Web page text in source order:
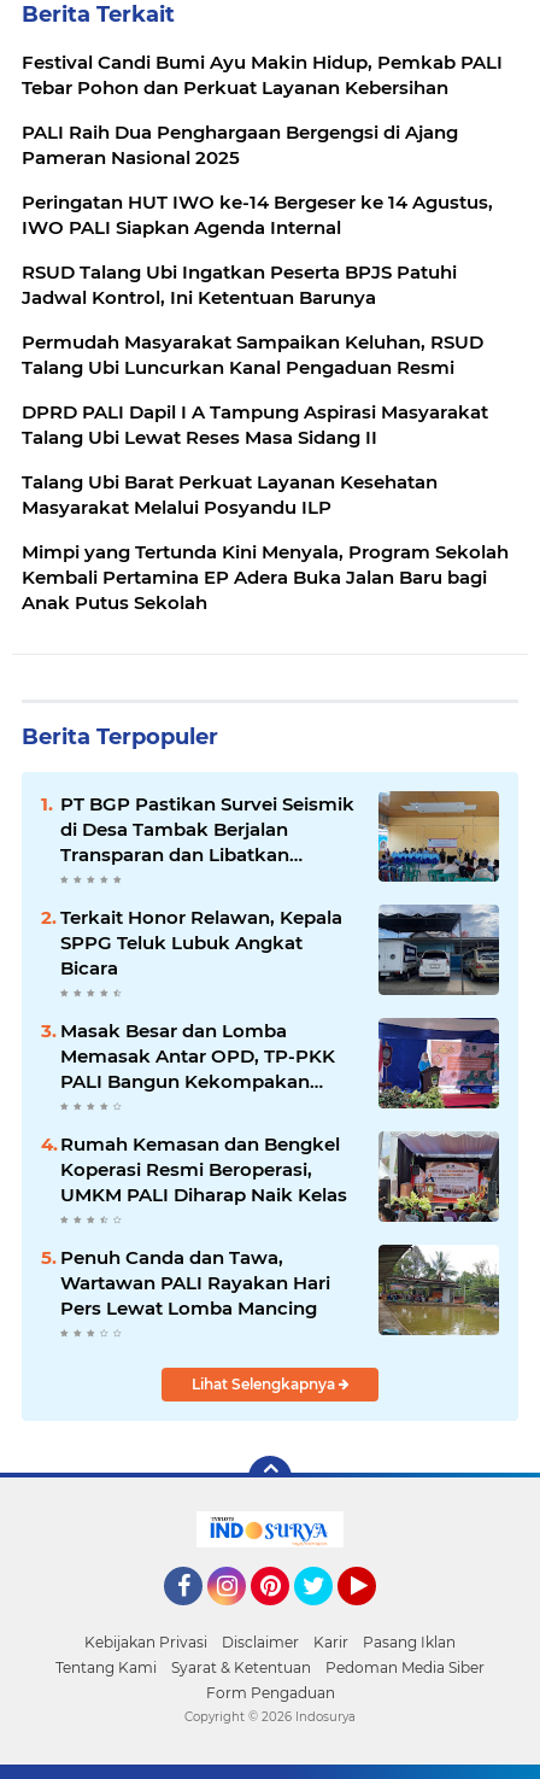
Berita Terkait
Festival Candi Bumi Ayu Makin Hidup, Pemkab PALI
Tebar Pohon dan Perkuat Layanan Kebersihan
PALI Raih Dua Penghargaan Bergengsi di Ajang
Pameran Nasional 2025
Peringatan HUT IWO ke-14 Bergeser ke 14 Agustus,
IWO PALI Siapkan Agenda Internal
RSUD Talang Ubi Ingatkan Peserta BPJS Patuhi
Jadwal Kontrol, Ini Ketentuan Barunya
Permudah Masyarakat Sampaikan Keluhan, RSUD
Talang Ubi Luncurkan Kanal Pengaduan Resmi
DPRD PALI Dapil I A Tampung Aspirasi Masyarakat
Talang Ubi Lewat Reses Masa Sidang II
Talang Ubi Barat Perkuat Layanan Kesehatan
Masyarakat Melalui Posyandu ILP
Mimpi yang Tertunda Kini Menyala, Program Sekolah
Kembali Pertamina EP Adera Buka Jalan Baru bagi
Anak Putus Sekolah
Berita Terpopuler
PT BGP Pastikan Survei Seismik
di Desa Tambak Berjalan
Transparan dan Libatkan
Masyarakat
Terkait Honor Relawan, Kepala
SPPG Teluk Lubuk Angkat
Bicara
Masak Besar dan Lomba
Memasak Antar OPD, TP-PKK
PALI Bangun Kekompakan
Peringati Hari Ibu
Rumah Kemasan dan Bengkel
Koperasi Resmi Beroperasi,
UMKM PALI Diharap Naik Kelas
Penuh Canda dan Tawa,
Wartawan PALI Rayakan Hari
Pers Lewat Lomba Mancing
Lihat Selengkapnya
Kebijakan Privasi Disclaimer Karir
Pasang Iklan
Tentang Kami
Syarat & Ketentuan
Pedoman Media Siber
Form Pengaduan
Copyright © 2026 Indosurya